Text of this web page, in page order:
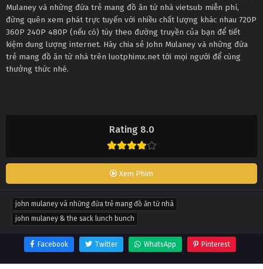
Rating 8.0
Xem Phim
Mulaney và những đứa trẻ mang đồ ăn từ nhà vietsub miễn phí,
đừng quên xem phát trực tuyến với nhiều chất lượng khác nhau 720P
360P 240P 480P (nếu có) tùy theo đường truyền của bạn để tiết
kiệm dung lượng internet. Hãy chia sẻ John Mulaney và những đứa
trẻ mang đồ ăn từ nhà trên luotphimx.net tới mọi người để cùng
thưởng thức nhé.
john mulaney và những đứa trẻ mang đồ ăn từ nhà
john mulaney & the sack lunch bunch
Facebook Twitter WhatsApp Pinterest